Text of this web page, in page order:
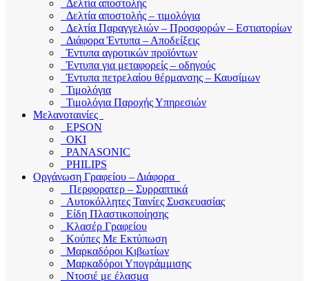
Δελτία αποστολής
Δελτία αποστολής – τιμολόγια
Δελτία Παραγγελιών – Προσφορών – Εστιατορίων
Διάφορα Έντυπα – Αποδείξεις
Έντυπα αγροτικών προϊόντων
Έντυπα για μεταφορείς – οδηγούς
Έντυπα πετρελαίου θέρμανσης – Καυσίμων
Τιμολόγια
Τιμολόγια Παροχής Υπηρεσιών
Μελανοταινίες
EPSON
OKI
PANASONIC
PHILIPS
Οργάνωση Γραφείου – Διάφορα
Περφορατερ – Συρραπτικά
Αυτοκόλλητες Ταινίες Συσκευασίας
Είδη Πλαστικοποίησης
Κλασέρ Γραφείου
Κούπες Με Εκτύπωση
Μαρκαδόροι Κιβωτίων
Μαρκαδόροι Υπογράμμισης
Ντοσιέ με έλασμα